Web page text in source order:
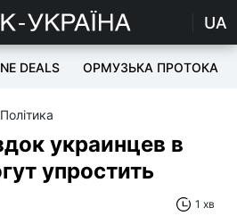
UA
DEALS ОРМУЗЬКА ПРОТОКА
Політика
украинцев в
упростить
1 хв